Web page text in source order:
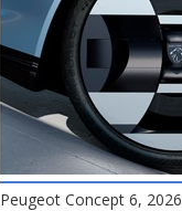
Peugeot Concept 6, 2026